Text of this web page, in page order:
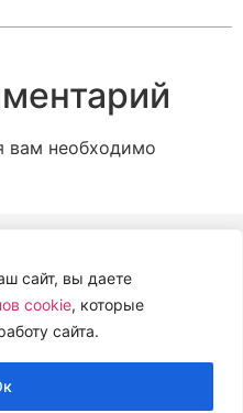
сайт, вы даете
cookie, которые
сайта.
вам необходимо
ОРГАНИЗАЦИЯ
ИММУНОЛОГИИ И
(ЦВЕТИ)
года.